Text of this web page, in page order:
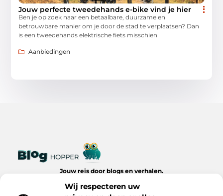
Wij respecteren uw
Jouw perfecte tweedehands e-bike vind je hier
Ben je op zoek naar een betaalbare, duurzame en
betrouwbare manier om je door de stad te verplaatsen? Dan
is een tweedehands elektrische fiets misschien
Aanbiedingen
Jouw reis door blogs en verhalen.
dagelijks leven op Bloghopper.nl.